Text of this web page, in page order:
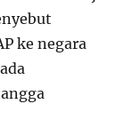
ke negara